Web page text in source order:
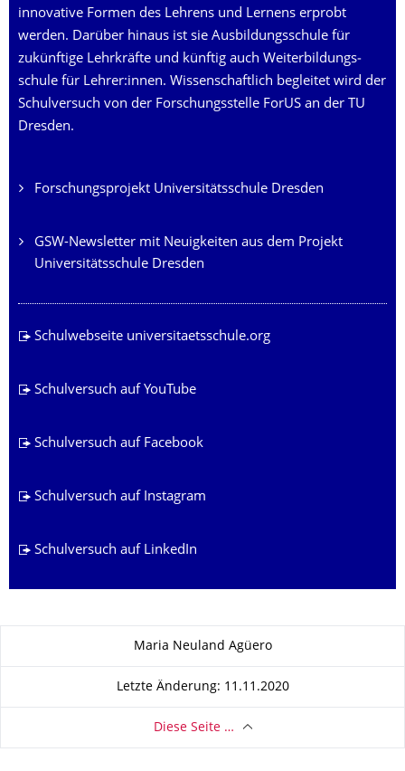
innovative Formen des Lehrens und Lernens erprobt
werden. Darüber hinaus ist sie Ausbildungsschule für
zukünftige Lehrkräfte und künftig auch Weiter­bildungs­
schule für Lehrer:innen. Wissenschaftlich begleitet wird der
Schulversuch von der Forschungsstelle ForUS an der TU
Dresden.
Forschungsprojekt Universitätsschule Dresden
GSW-Newsletter mit Neuigkeiten aus dem Projekt
Universitätsschule Dresden
Schulwebseite universitaetsschule.org
Schulversuch auf YouTube
Schulversuch auf Facebook
Schulversuch auf Instagram
Schulversuch auf LinkedIn
Zu dieser SeiteMaria Neuland Agüero
Letzte Änderung: 11.11.2020
Diese Seite …